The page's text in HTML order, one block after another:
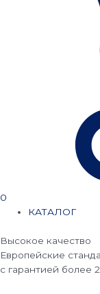
0
КАТАЛОГ
Высокое качество
Европейские
с гарантией более